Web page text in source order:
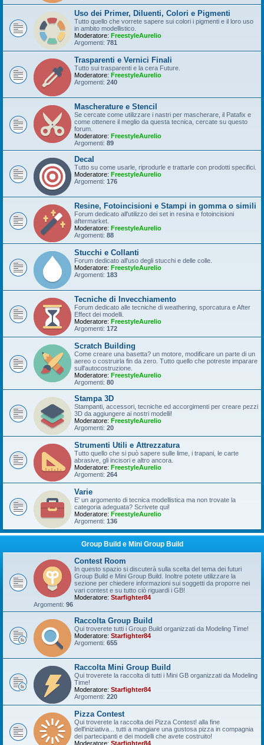
Uso dei Primer, Diluenti, Colori e Pigmenti
Tutto quello che vorrete sapere sui colori i pigmenti e il loro uso
in ambito modellistico.
Moderatore: FreestyleAurelio
Argomenti: 781
Trasparenti e Vernici Finali
Tutto sui trasparenti e la cera Future.
Moderatore: FreestyleAurelio
Argomenti: 240
Mascherature e Stencil
Se cercate come utilizzare i nastri per mascherare, il Patafix e
come ottenere il meglio da questa tecnica, cercate su questo
forum.
Moderatore: FreestyleAurelio
Argomenti: 89
Decal
Tutto su come usarle, riprodurle e trattarle con prodotti specifici.
Moderatore: FreestyleAurelio
Argomenti: 176
Resine, Fotoincisioni e Stampi in gomma o simili
Forum dedicato all'utilizzo dei set in resina e fotoincisioni
aftermarket.
Moderatore: FreestyleAurelio
Argomenti: 88
Stucchi e Collanti
Forum dedicato all'uso degli stucchi e delle colle.
Moderatore: FreestyleAurelio
Argomenti: 183
Tecniche di Invecchiamento
Forum dedicato alle tecniche di weathering, sporcatura e After
Effect dei modelli.
Moderatore: FreestyleAurelio
Argomenti: 172
Scratch Building
Come creare una basetta? un motore, modificare un parte di un
aereo o costruirla fin da zero. Tutto quello che potreste imparare
sull'autocostruzione.
Moderatore: FreestyleAurelio
Argomenti: 80
Stampa 3D
Stampanti, accessori, tecniche ed accorgimenti per creare pezzi
3D da aggiungere ai nostri modelli!
Moderatore: FreestyleAurelio
Argomenti: 20
Strumenti Utili e Attrezzatura
Tutto quello che si può sapere sulle lime, i trapani, le carte
abrasive, gli incisori e altro ancora.
Moderatore: FreestyleAurelio
Argomenti: 264
Varie
E' un argomento di tecnica modellistica ma non trovate la
categoria adeguata? Scrivete qui!
Moderatore: FreestyleAurelio
Argomenti: 136
Group Build e Mini Group Build
Contest Room
In questo spazio si discuterà sulla scelta del tema dei futuri
Group Build e Mini Group Build. Inoltre potete utilizzare la
sezione per chiedere informazioni sui soggetti da proporre nei
vari contest e su tutto ciò riguardi i GB!
Moderatore: Starfighter84
Argomenti: 96
Raccolta Group Build
Qui troverete tutti i Group Build organizzati da Modeling Time!
Moderatore: Starfighter84
Argomenti: 655
Raccolta Mini Group Build
Qui troverete la raccolta di tutti i Mini GB organizzati da Modeling
Time!
Moderatore: Starfighter84
Argomenti: 220
Pizza Contest
Qui troverete la raccolta dei Pizza Contest! alla fine
dell'iniziativa... tutti a mangiare una gustosa pizza in compagnia
dei partecipanti e dei modelli che avete costruito!
Moderatore: Starfighter84